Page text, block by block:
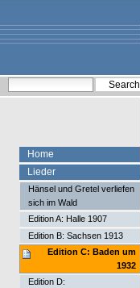
content.
navigation
Personal
tools
Home
Lieder
Hänsel und Gretel verliefen
sich im Wald
Edition A: Halle 1907
Edition B: Sachsen 1913
Edition C: Baden um
1932
Edition D: